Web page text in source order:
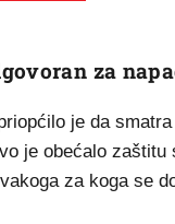
za
je da
je obećalo
za koga se